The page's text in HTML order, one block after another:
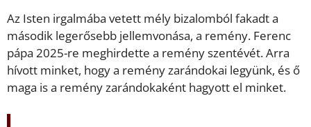
Az Isten irgalmába vetett mély bizalomból fakadt a
második legerősebb jellemvonása, a remény. Ferenc
pápa 2025-re meghirdette a remény szentévét. Arra
hívott minket, hogy a remény zarándokai legyünk, és ő
maga is a remény zarándokaként hagyott el minket.